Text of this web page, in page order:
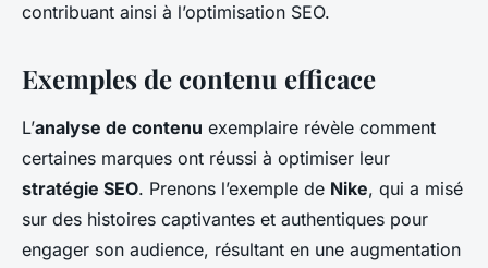
contribuant ainsi à l’optimisation SEO.
Exemples de contenu efficace
L’analyse de contenu exemplaire révèle comment
certaines marques ont réussi à optimiser leur
stratégie SEO. Prenons l’exemple de Nike, qui a misé
sur des histoires captivantes et authentiques pour
engager son audience, résultant en une augmentation